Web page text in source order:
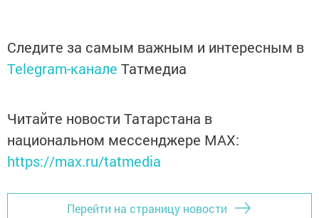
Следите за самым важным и интересным в
Telegram-канале Татмедиа
Читайте новости Татарстана в
национальном мессенджере MАХ:
https://max.ru/tatmedia
Перейти на страницу новости